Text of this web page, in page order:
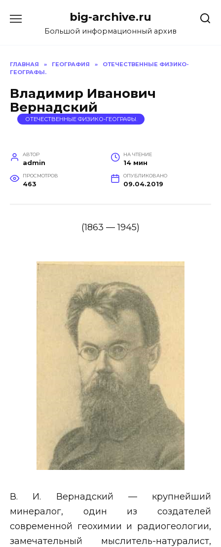
содержанию
big-archive.ru
Большой информационный архив
ГЛАВНАЯ » ГЕОГРАФИЯ »
ОТЕЧЕСТВЕННЫЕ ФИЗИКО-
ГЕОГРАФЫ.
Владимир Иванович
Вернадский
ОТЕЧЕСТВЕННЫЕ ФИЗИКО-ГЕОГРАФЫ.
АВТОР
admin
НА ЧТЕНИЕ
14 мин
ПРОСМОТРОВ
463
ОПУБЛИКОВАНО
09.04.2019
(1863 — 1945)
В. И. Вернадский — крупнейший
минералог, один из создателей
современной геохимии и радиогеологии,
замечательный мыслитель-натуралист,